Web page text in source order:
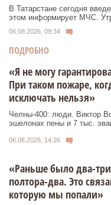
В Татарстане сегодня
этом информирует МЧС.
06.08.2026, 09:34
ПОДРОБНО
«Я не могу
При таком пожаре,
исключать нельзя»
Челны-400: люди. Виктор
эшелонах пены и 7 тыс.
06.08.2026, 14:26
«Раньше было два-три
полтора-два. Это
которую мы попали»